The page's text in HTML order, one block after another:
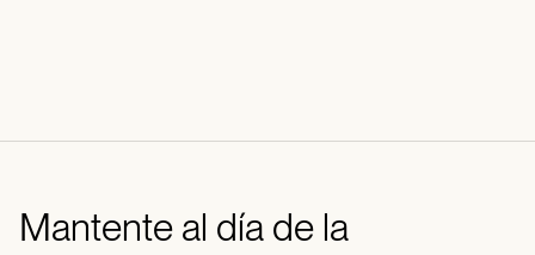
Mantente al día de la